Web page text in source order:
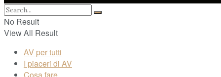
No Result
View All Result
AV per tutti
I piaceri di AV